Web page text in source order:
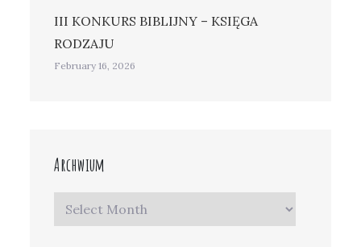
III KONKURS BIBLIJNY – KSIĘGA
RODZAJU
February 16, 2026
Archwium
Archwium